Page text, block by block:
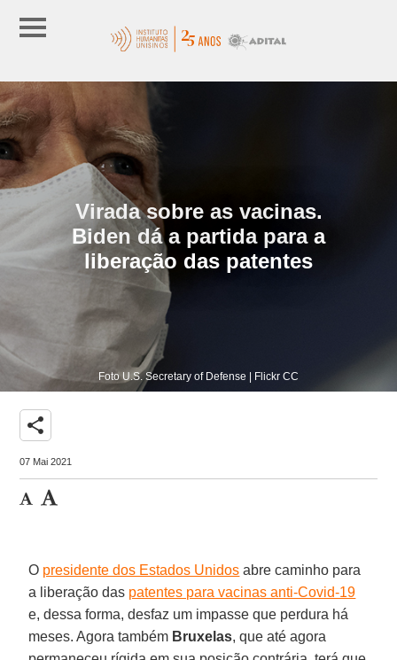
Virada sobre as vacinas.
Biden dá a partida para a
liberação das patentes
Foto U.S. Secretary of Defense | Flickr CC
share
07 Mai 2021
O presidente dos Estados Unidos abre caminho para
a liberação das patentes para vacinas anti-Covid-19
e, dessa forma, desfaz um impasse que perdura há
meses. Agora também Bruxelas, que até agora